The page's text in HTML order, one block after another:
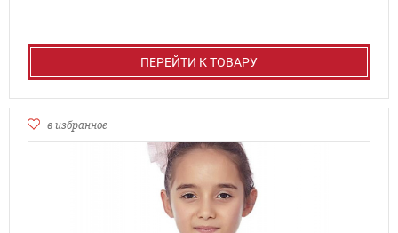
ПЕРЕЙТИ К ТОВАРУ
в избранное